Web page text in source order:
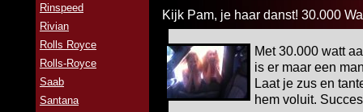
Rinspeed
Rivian
Rolls Royce
Rolls-Royce
Saab
Santana
Kijk Pam, je haar danst! 30.000
Met 30.000 watt
is er maar een
Laat je zus en
hem voluit.